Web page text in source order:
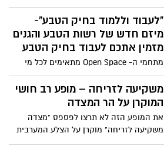
רשות הטבע והגנים מזמינה אתכם לבלות
בזמן הכי יפה ביום שעת השקיעה בגנים
הלאומיים היפים בדרום
"לעבוד וללמוד בחיק הטבע"-
מיזם חדש של רשות הטבע והגנים
מזמין אתכם לעבוד בחיק הטבע
מתחמי ה- Open Space מתאימים לכל מי
שמחפש מקום נעים, שקט ומיוחד לעבוד
וללמוד בו באוויר ובנוף הפתוח, ולקיים מפגשי
עבודה עסקיים ומפגשי צוותים מרוכזים.
מאובזרים בפינות ישיבה עם שולחנות,
אינטרנט Wifi ונקודות חשמל להטענת
משקיעה לזריחה – מופע רב חושי
המוקרן על הר המצדה
את המופע הזה לא תרצו לפספס "מצדה
משקיעה לזריחה" מוקרן על הצלע המערבית
של ההר (מאזור הסוללה עד הארמון הצפוני)